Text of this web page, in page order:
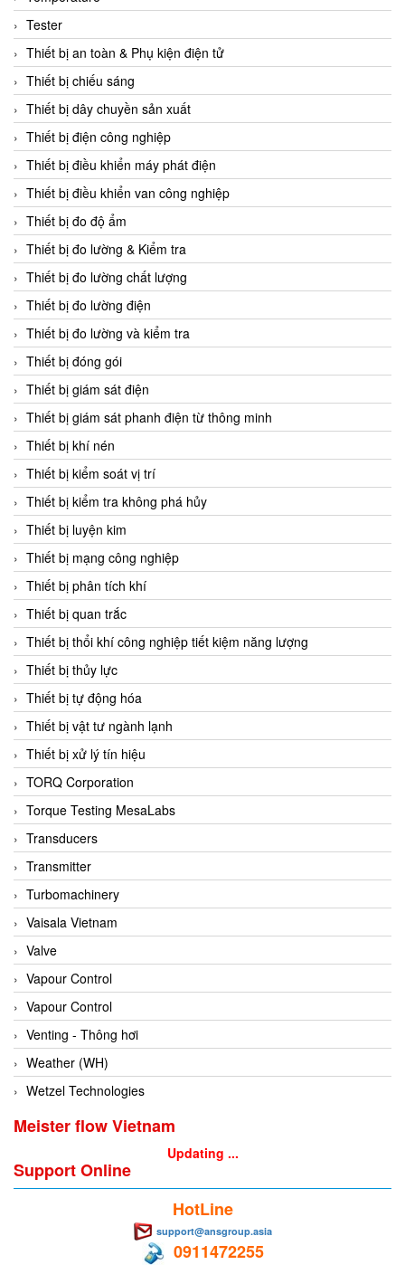
CCS
CD Automation
CEAG Sicherheitst
CEIA Vietnam
Celduc Vietnam
Cemb
Centec GmbH
CEQUBE
CHAUVIN ARNOUX
Checkline
Chino
Chiyoda Seiki
Chiyoda-Tsusho
Chongqing Huaneng
Chromalox
ChuanYi
CIC
Clage
Clake Fololo
Clark Cooper
CMC Ventilazione
Coax Valves Inc
Codel
Cofimco
Coltraco
Comat Releco
Comax
COMETECH VietNam
COMFILE Technology
Conch
Conductix/ WAMPFLER
Contrec
Contrinex
Control Solution Minesota
Copeland
Cortem
Cosa Xentaur
Cosil
Coulton
Crouzet
Crutec Dust Zero Vietnam
Tester
Thiết bị an toàn & Phụ kiện điện tử
Thiết bị chiếu sáng
Thiết bị dây chuyền sản xuất
Thiết bị điện công nghiệp
Thiết bị điều khiển máy phát điện
Thiết bị điều khiển van công nghiệp
Thiết bị đo độ ẩm
Thiết bị đo lường & Kiểm tra
Thiết bị đo lường chất lượng
Thiết bị đo lường điện
Thiết bị đo lường và kiểm tra
Thiết bị đóng gói
Thiết bị giám sát điện
Thiết bị giám sát phanh điện từ thông minh
Thiết bị khí nén
Thiết bị kiểm soát vị trí
Thiết bị kiểm tra không phá hủy
Thiết bị luyện kim
Thiết bị mạng công nghiệp
Thiết bị phân tích khí
Thiết bị quan trắc
Thiết bị thổi khí công nghiệp tiết kiệm năng lượng
Thiết bị thủy lực
Thiết bị tự động hóa
Thiết bị vật tư ngành lạnh
Thiết bị xử lý tín hiệu
TORQ Corporation
Torque Testing MesaLabs
Transducers
Transmitter
Turbomachinery
Vaisala Vietnam
Valve
Vapour Control
Vapour Control
Venting - Thông hơi
Weather (WH)
Wetzel Technologies
Meister flow Vietnam
Updating ...
Support Online
HotLine
support@ansgroup.asia
0911472255